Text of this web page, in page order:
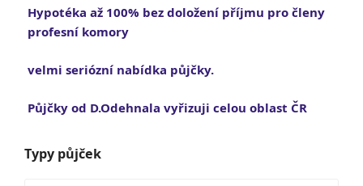
Hypotéka až 100% bez doložení příjmu pro členy
profesní komory
velmi seriózní nabídka půjčky.
Půjčky od D.Odehnala vyřizuji celou oblast ČR
Typy půjček